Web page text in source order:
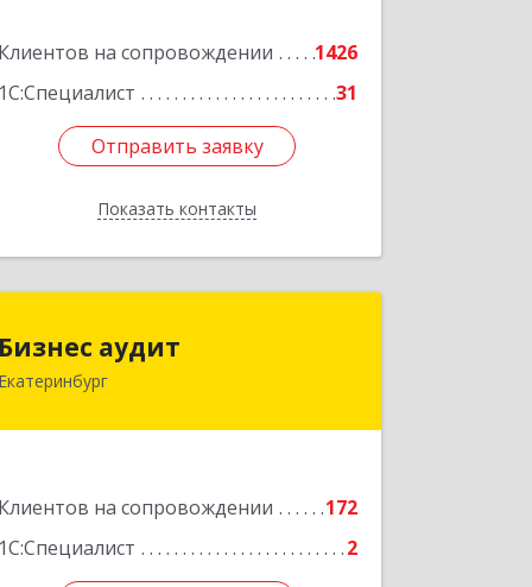
Клиентов на сопровождении
1426
1С:Специалист
31
Отправить заявку
Показать контакты
Подробнее
Отправить заявку
Назад
Бизнес аудит
Екатеринбург
Клиентов на сопровождении
172
1С:Специалист
2
Подробнее